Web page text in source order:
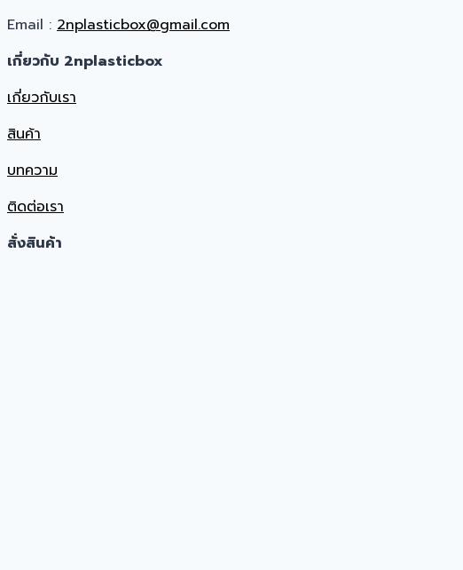
Email : 2nplasticbox@gmail.com
เกี่ยวกับ 2nplasticbox
เกี่ยวกับเรา
สินค้า
บทความ
ติดต่อเรา
สั่งสินค้า